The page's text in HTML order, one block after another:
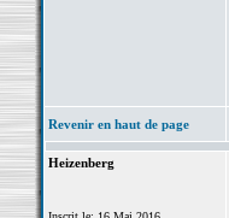
Revenir en haut de page
Heizenberg